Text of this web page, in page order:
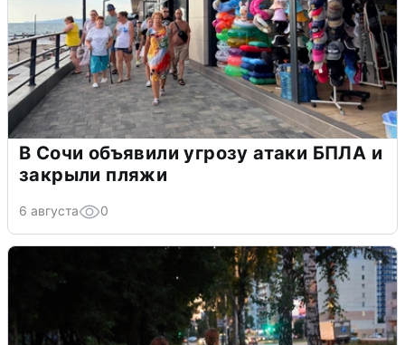
В Сочи объявили угрозу атаки БПЛА и
закрыли пляжи
6 августа 0